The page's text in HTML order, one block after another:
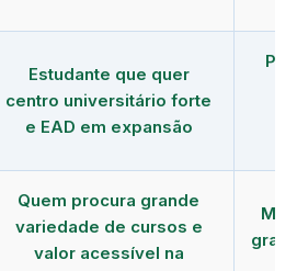
Estudante que quer
centro universitário forte
e EAD em expansão
Quem procura grande
variedade de cursos e
valor acessível na